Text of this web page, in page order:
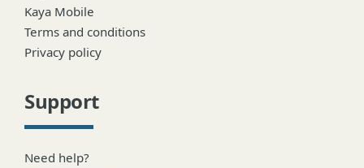
Kaya Mobile
Terms and conditions
Privacy policy
Support
Need help?